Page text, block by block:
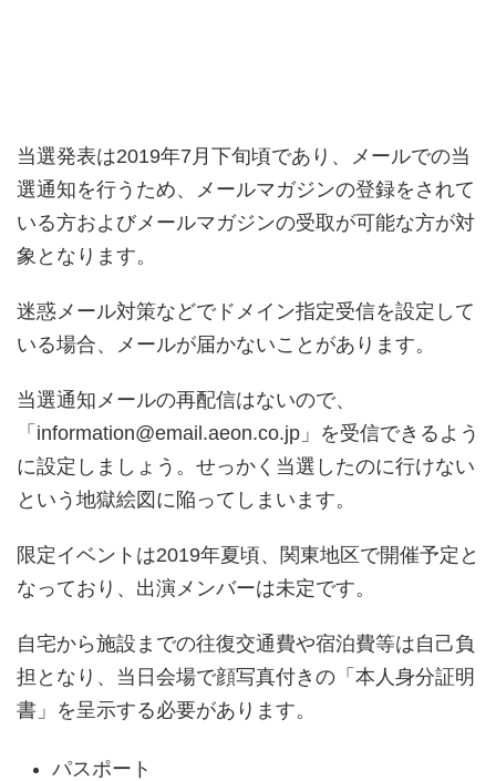
当選発表は2019年7月下旬頃であり、メールでの当
選通知を行うため、メールマガジンの登録をされて
いる方およびメールマガジンの受取が可能な方が対
象となります。
迷惑メール対策などでドメイン指定受信を設定して
いる場合、メールが届かないことがあります。
当選通知メールの再配信はないので、
「information@email.aeon.co.jp」を受信できるよう
に設定しましょう。せっかく当選したのに行けない
という地獄絵図に陥ってしまいます。
限定イベントは2019年夏頃、関東地区で開催予定と
なっており、出演メンバーは未定です。
自宅から施設までの往復交通費や宿泊費等は自己負
担となり、当日会場で顔写真付きの「本人身分証明
書」を呈示する必要があります。
パスポート